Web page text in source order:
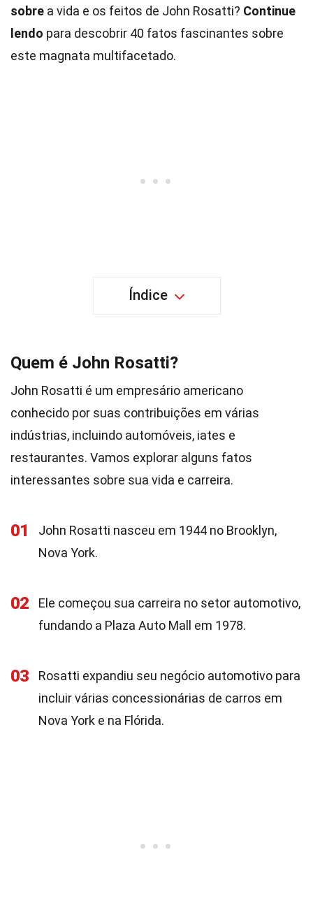
sobre a vida e os feitos de John Rosatti? Continue
lendo para descobrir 40 fatos fascinantes sobre
este magnata multifacetado.
Índice
Quem é John Rosatti?
John Rosatti é um empresário americano
conhecido por suas contribuições em várias
indústrias, incluindo automóveis, iates e
restaurantes. Vamos explorar alguns fatos
interessantes sobre sua vida e carreira.
01
John Rosatti nasceu em 1944 no Brooklyn,
Nova York.
02
Ele começou sua carreira no setor automotivo,
fundando a Plaza Auto Mall em 1978.
03
Rosatti expandiu seu negócio automotivo para
incluir várias concessionárias de carros em
Nova York e na Flórida.